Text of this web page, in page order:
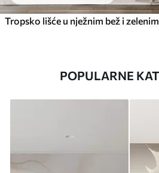
POPULARNE